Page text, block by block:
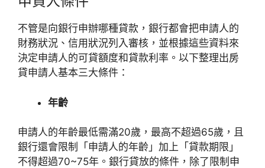
不管是向銀行申辦哪種貸款，銀行都會把申請人的
財務狀況、信用狀況列入審核，並根據這些資料來
決定申請人的可貸額度和貸款利率。以下整理出房
貸申請人基本三大條件：
年齡
申請人的年齡最低需滿20歲，最高不超過65歲，且
銀行還會限制「申請人的年齡」加上「貸款期限」
不得超過70~75年。 銀行貸放的條件，除了限制申